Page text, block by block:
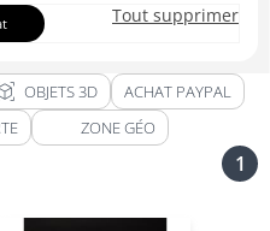
Tout supprimer
OBJETS 3D
ACHAT PAYPAL
ZONE GÉO
1